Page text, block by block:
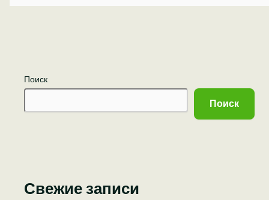
Поиск
Поиск
Свежие записи